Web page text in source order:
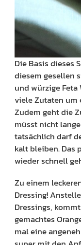
Die Basis dieses
diesem gesellen
und würzige
viele Zutaten um
Zudem geht die
müsst nicht
tatsächlich darf
kalt bleiben. Das
wieder schnell
Zu einem
Dressing!
Dressings,
gemachtes
mal eine